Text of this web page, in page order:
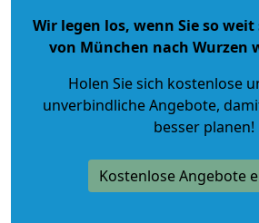
Wir legen los, wenn Sie so
von München nach Wurzen
Holen Sie sich kostenlose
unverbindliche Angebote,
besser planen!
Kostenlose Angebote